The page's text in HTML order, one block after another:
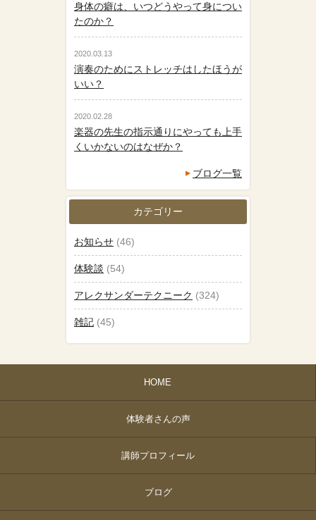
身体の癖は、いつどうやって身につい
たのか？
2020.03.13
演奏のためにストレッチはしたほうが
いい？
2020.02.28
楽器の先生の指示通りにやっても上手
くいかないのはなぜか？
ブログ一覧
カテゴリー
お知らせ (46)
体験談 (54)
アレクサンダーテクニーク (324)
雑記 (45)
HOME
体験者さんの声
講師プロフィール
ブログ